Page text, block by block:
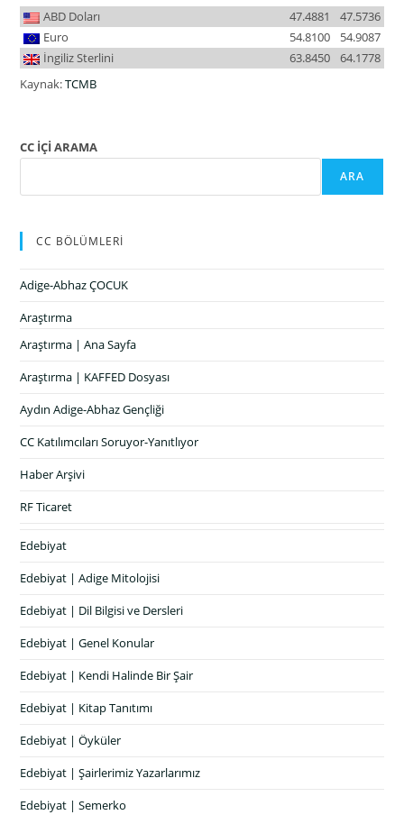
ABD Doları 47.5736
47.4881
Euro
54.9087
54.8100
İngiliz Sterlini
64.1778
63.8450
Kaynak:TCMB
CC İÇİ ARAMA
ARA
CC BÖLÜMLERİ
Adige-Abhaz ÇOCUK
Araştırma
Araştırma | Ana Sayfa
Araştırma | KAFFED Dosyası
Aydın Adige-Abhaz Gençliği
CC Katılımcıları Soruyor-Yanıtlıyor
Haber Arşivi
RF Ticaret
Edebiyat
Edebiyat | Adige Mitolojisi
Edebiyat | Dil Bilgisi ve Dersleri
Edebiyat | Genel Konular
Edebiyat | Kendi Halinde Bir Şair
Edebiyat | Kitap Tanıtımı
Edebiyat | Öyküler
Edebiyat | Şairlerimiz Yazarlarımız
Edebiyat | Semerko